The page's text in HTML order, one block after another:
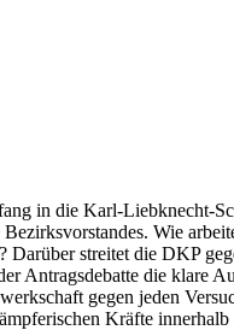
in die Karl-Liebknecht-
Wie
streitet die DKP
Antragsdebatte die klare
gegen jeden
Kräfte